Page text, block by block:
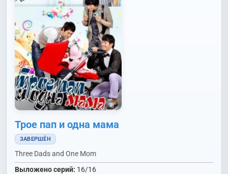
Трое пап и одна мама
ЗАВЕРШЁН
Three Dads and One Mom
Выложено серий: 16/16